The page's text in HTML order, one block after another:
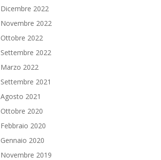
Dicembre 2022
Novembre 2022
Ottobre 2022
Settembre 2022
Marzo 2022
Settembre 2021
Agosto 2021
Ottobre 2020
Febbraio 2020
Gennaio 2020
Novembre 2019